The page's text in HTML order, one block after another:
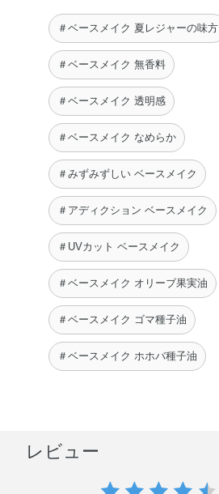
＃ベースメイク 夏レジャーの味方
＃ベースメイク 無香料
＃ベースメイク 透明感
＃ベースメイク なめらか
＃みずみずしい ベースメイク
＃アディクション ベースメイク
＃UVカット ベースメイク
＃ベースメイク オリーブ果実油
＃ベースメイク ゴマ種子油
＃ベースメイク ホホバ種子油
レビュー